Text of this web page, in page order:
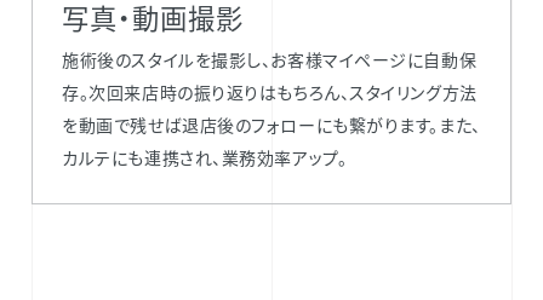
写真・動画撮影
施術後のスタイルを撮影し、お客様マイページに自動保
存。次回来店時の振り返りはもちろん、スタイリング方法
を動画で残せば退店後のフォローにも繋がります。また、
カルテにも連携され、業務効率アップ。